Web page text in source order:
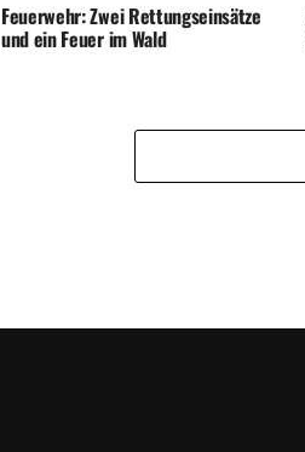
Feuerwehr: Zwei Rettungseinsätze
und ein Feuer im Wald